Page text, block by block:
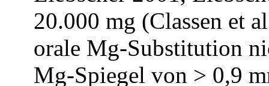
20.000 mg (Classen et
orale Mg-Substitution
Mg-Spiegel von > 0,9